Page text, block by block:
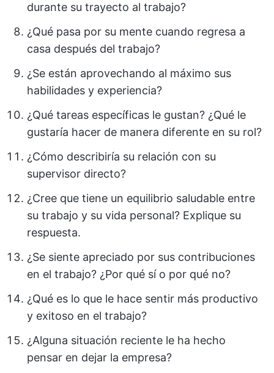
durante su trayecto al trabajo?
¿Qué pasa por su mente cuando regresa a
casa después del trabajo?
¿Se están aprovechando al máximo sus
habilidades y experiencia?
¿Qué tareas específicas le gustan? ¿Qué le
gustaría hacer de manera diferente en su rol?
¿Cómo describiría su relación con su
supervisor directo?
¿Cree que tiene un equilibrio saludable entre
su trabajo y su vida personal? Explique su
respuesta.
¿Se siente apreciado por sus contribuciones
en el trabajo? ¿Por qué sí o por qué no?
¿Qué es lo que le hace sentir más productivo
y exitoso en el trabajo?
¿Alguna situación reciente le ha hecho
pensar en dejar la empresa?